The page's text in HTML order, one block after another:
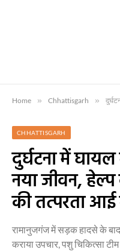
Home » Chhattisgarh »
CHHATTISGARH
दुर्घटना में
नया जीवन,
की तत्परता
रामानुजगंज में सड़क हादसे के
कराया उपचार, पशु चिकित्सा